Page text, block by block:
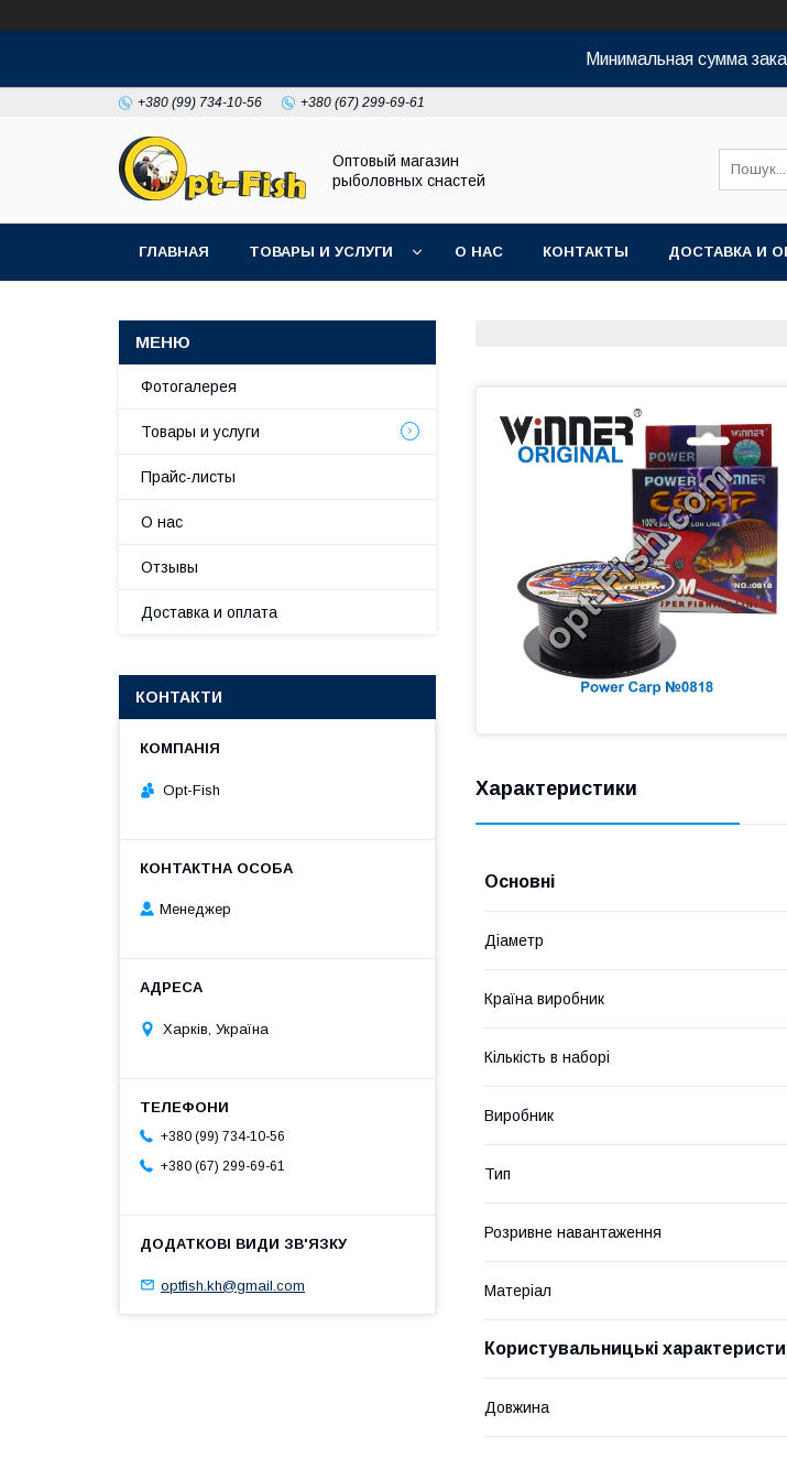
Минимальная сумма
+380 (99) 734-10-56 +380 (67) 299-69-61
Оптовый магазин
рыболовных снастей
ГЛАВНАЯ ТОВАРЫ И УСЛУГИ О НАС КОНТАКТЫ ДОСТАВКА И
Характеристики
Основні
Діаметр
Країна виробник
Кількість в наборі
Виробник
Тип
Розривне навантаження
Матеріал
Користувальницькі
Довжина
Фотогалерея
Товары и услуги
Прайс-листы
О нас
Отзывы
Доставка и оплата
КОНТАКТИ
Opt-Fish
Менеджер
Харків, Україна
+380 (99) 734-10-56
+380 (67) 299-69-61
optfish.kh@gmail.com